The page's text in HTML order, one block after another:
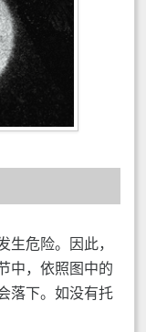
生危险。因此，
中，依照图中的
落下。如没有托